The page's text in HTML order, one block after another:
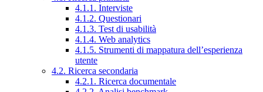
4.1.1. Interviste
4.1.2. Questionari
4.1.3. Test di usabilità
4.1.4. Web analytics
4.1.5. Strumenti di mappatura dell’esperienza
utente
4.2. Ricerca secondaria
4.2.1. Ricerca documentale